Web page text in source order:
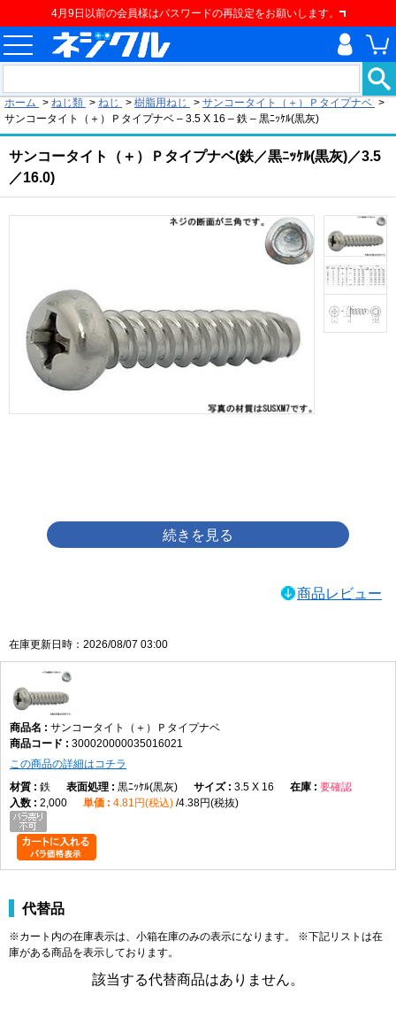
4月9日以前の会員様はパスワードの再設定をお願いします。
ホーム > ねじ類 > ねじ > 樹脂用ねじ > サンコータイト（＋）Ｐタイプナベ >
サンコータイト（＋）Ｐタイプナベ – 3.5 X 16 – 鉄 – 黒ﾆｯｹﾙ(黒灰)
サンコータイト（＋）Ｐタイプナベ(鉄／黒ﾆｯｹﾙ(黒灰)／3.5
／16.0)
商品レビュー
在庫更新日時：2026/08/07 03:00
サンコータイト（＋）Ｐタイプナベ
300020000035016021
この商品の詳細はコチラ
鉄
黒ﾆｯｹﾙ(黒灰) 3.5 X 16
要確認
2,000
4.81円(税込) 4.38円(税抜)
代替品
※カート内の在庫表示は、小箱在庫のみの表示になります。 ※下記リストは在
庫がある商品を表示しております。
該当する代替商品はありません。